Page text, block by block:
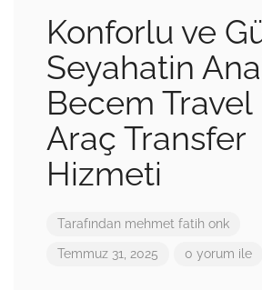
Konforlu ve
Seyahatin
Becem Travel
Araç Transfer
Hizmeti
Tarafından mehmet fatih onk
Temmuz 31, 2025 0 yorum ile